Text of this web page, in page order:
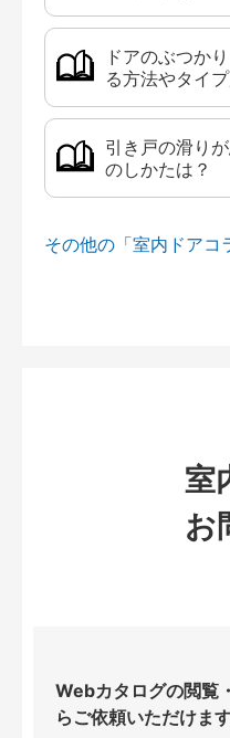
ドアのぶつか
る方法やタイ
引き戸の滑り
のしかたは？
その他の「室内ドアコ
室
お
Webカタログの閲覧
らご依頼いただけます